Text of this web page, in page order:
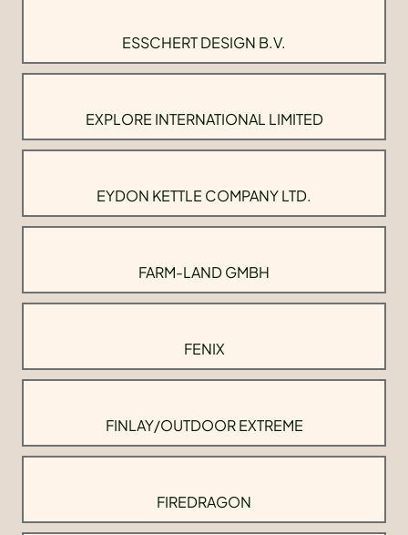
ESSCHERT DESIGN B.V.
EXPLORE INTERNATIONAL LIMITED
EYDON KETTLE COMPANY LTD.
FARM-LAND GMBH
FENIX
FINLAY/OUTDOOR EXTREME
FIREDRAGON